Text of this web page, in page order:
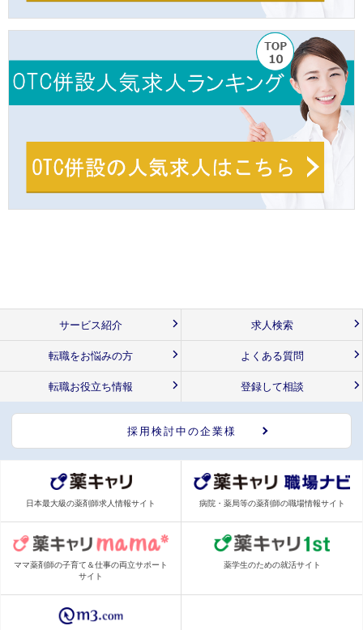
サービス紹介 求人検索
転職をお悩みの方 よくある質問
転職お役立ち情報 登録して相談
採用検討中の企業様
日本最大級の薬剤師求人情報サイト 病院・薬局等の薬剤師の職場情報サイト
ママ薬剤師の子育て＆仕事の両立サポート
サイト
薬学生のための就活サイト